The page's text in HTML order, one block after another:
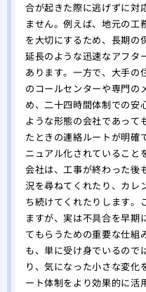
合が起きた際に逃げずに対
ません。例えば、地元の工
を大切にするため、長期の
延長のような迅速なアフタ
あります。一方で、大手の
のコールセンターや専門の
め、二十四時間体制での安
ような形態の会社であって
たときの連絡ルートが明確
ニュアル化されていること
会社は、工事が終わった後
況を尋ねてくれたり、カレ
ち続けてくれたりします。
ますが、実は不具合を早期
てもらうための重要な仕組
も、単に受け身でいるので
り、気になった小さな変化
ート体制をより効果的に活